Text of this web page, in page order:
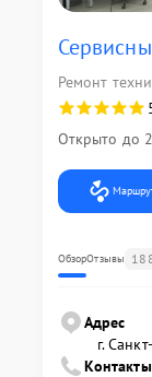
Ремонт
Открыто до
ОбзорОтзывы
Адрес
г.
Контакты